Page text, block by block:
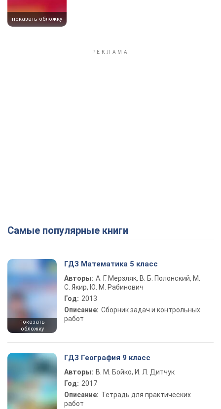
показать обложку
Самые популярные книги
показать
обложку
ГДЗ Математика 5 класс
Авторы: А. Г. Мерзляк, В. Б. Полонский, М.
С. Якир, Ю. М. Рабинович
Год: 2013
Описание: Сборник задач и контрольных
работ
ГДЗ География 9 класс
Авторы: В. М. Бойко, И. Л. Дитчук
Год: 2017
Описание: Тетрадь для практических
работ